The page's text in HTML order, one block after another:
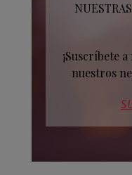
¡Suscríbete
nuestros